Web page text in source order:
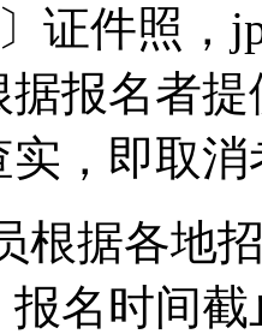
〕证件照
报名者
，即取
根据各地
名时间